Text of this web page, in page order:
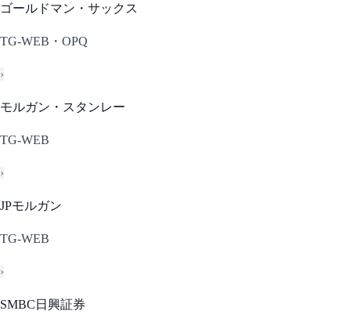
ゴールドマン・サックス
TG-WEB・OPQ
›
モルガン・スタンレー
TG-WEB
›
JPモルガン
TG-WEB
›
SMBC日興証券